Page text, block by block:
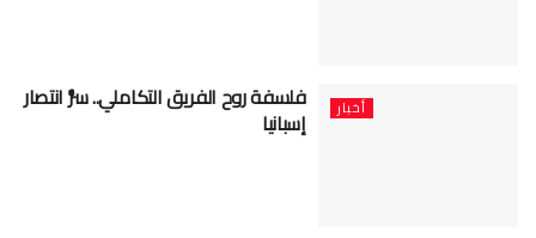
أخبار فلسفة روح الفريق التكاملي.. سرُّ انتصار
إسبانيا